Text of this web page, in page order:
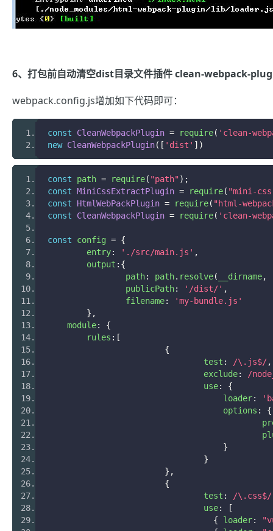
6、打包前自动清空dist目录文件插件 clean-webpack-
webpack.config.js增加如下代码即可：
const CleanWebpackPlugin = require( 'clean-
new CleanWebpackPlugin([ 'dist' ])
const path = require( "path");
const MiniCssExtractPlugin = require( "mini-
const
HtmlWebPackPlugin = require( "html-
const
CleanWebpackPlugin = require( 'clean-
const config = {
	entry
: './src/main.js' ,
	output
:{
		path
: path. resolve( __dirname,
		publicPath
: '/dist/' ,
		filename
:
'my-bundle.js'
},
    module
:
{
    	rules
:[
{
				test
: /\.js$/,
				exclude
:
/
				use
:
{
				    loader
:
				    options
:
{
}
}
},
{
				test
: /\.css$/
				use
:
[
{ loader: